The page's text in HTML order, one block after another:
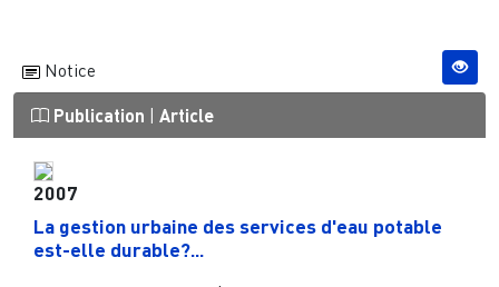
Notice
Publication Article
2007
La gestion urbaine des services d'eau potable
est-elle durable?...